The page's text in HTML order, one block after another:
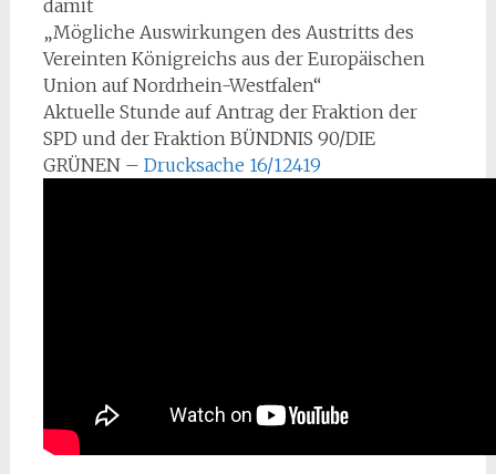
damit
„Mögliche Auswirkungen des Austritts des
Vereinten Königreichs aus der Europäischen
Union auf Nordrhein-Westfalen“
Aktuelle Stunde auf Antrag der Fraktion der
SPD und der Fraktion BÜNDNIS 90/DIE
GRÜNEN – Drucksache 16/12419